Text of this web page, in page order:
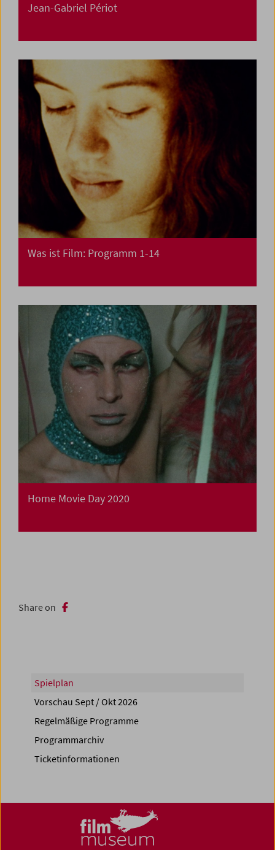
Jean-Gabriel Périot
Was ist Film: Programm 1-14
Home Movie Day 2020
Share on
Spielplan
Vorschau Sept / Okt 2026
Regelmäßige Programme
Programmarchiv
Ticketinformationen